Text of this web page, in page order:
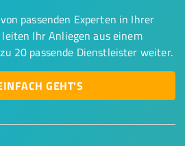
passenden Experten in Ihrer
Ihr Anliegen aus einem
20 passende Dienstleister weiter.
GEHT'S